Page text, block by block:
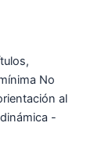
No
al
-